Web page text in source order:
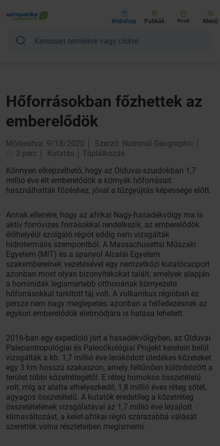
Webshop Patikák Kosár Menü
Hőforrásokban főzhettek az
emberelődök
Módosítva: 9/18/2020
Szerző: National Geographic
3 perc
Kutatás
Táplálkozás
Könnyen elképzelhető, hogy az Olduvai-szurdokban 1,7
millió éve élt emberelődök a környék hőforrásait
használhatták főzéshez, jóval a tűzgyújtás képessége előtt.
Annak ellenére, hogy az afrikai Nagy-hasadékvölgy ma is
aktív forróvizes forrásokkal rendelkezik, az emberelődök
élőhelyéül szolgáló régiót eddig nem vizsgálták
hidrotermális szempontból. A Massachusettsi Műszaki
Egyetem (MIT) és a spanyol Alcalái Egyetem
szakembereinek vezetésével egy nemzetközi kutatócsoport
azonban most olyan bizonyítékokat talált, amelyek alapján
a hominidák legismertebb otthonának környezete
hőforrásokkal tarkított táj volt. A vulkanikus régióban ez
persze nem nagy meglepetés, azonban a felfedezésnek az
egykori emberelődök életmódjára is hatása lehetett.
2016-ban egy expedíció járt a hasadékvölgyben, az Olduvai
Paleoantropológiai és Paleoökológiai Projekt keretein belül
vizsgálták a kb. 1,7 millió éve lerakódott üledékes kőzeteket
egy 3 km hosszú szakaszon, amely feltűnően különbözött a
terület többi kőzetrétegétől. E réteg homokos összetételű
volt, míg az alatta elhelyezkedő, 1,8 millió éves réteg sötét,
agyagos összetételű. A kutatók eredetileg a kőzetréteg
összetételének vizsgálatával az 1,7 millió éve lezajlott
klímaváltozást, a kelet-afrikai régió szárazabbá válását
szerették volna részleteiben megismerni.